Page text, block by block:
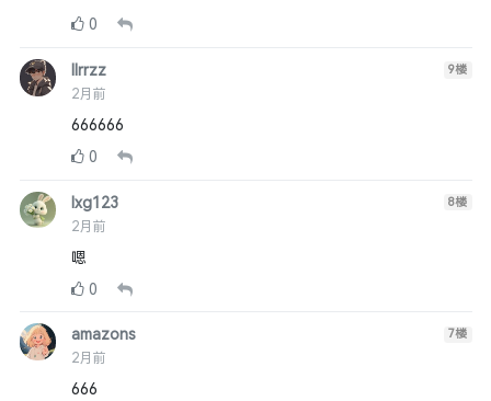
0
llrrzz
2月前
9楼
666666
0
lxg123
2月前
8楼
嗯
0
amazons
2月前
7楼
666